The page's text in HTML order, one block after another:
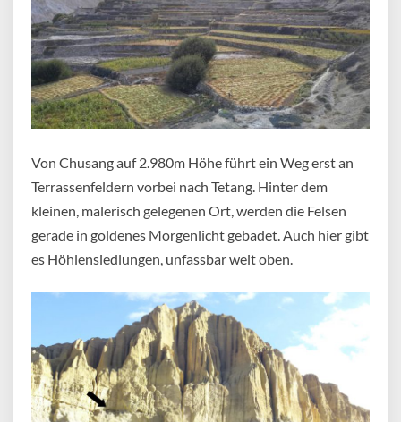
Von Chusang auf 2.980m Höhe führt ein Weg erst an
Terrassenfeldern vorbei nach Tetang. Hinter dem
kleinen, malerisch gelegenen Ort, werden die Felsen
gerade in goldenes Morgenlicht gebadet. Auch hier gibt
es Höhlensiedlungen, unfassbar weit oben.